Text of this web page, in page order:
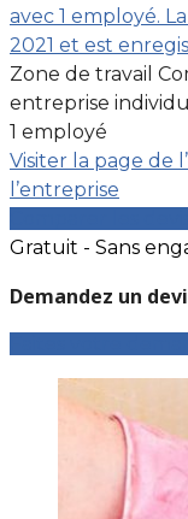
avec 1 employé.
2021 et est
Zone de travail
entreprise
1 employé
Visiter la page de
l’entreprise
Gratuit - Sans
Demandez un